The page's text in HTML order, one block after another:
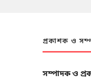
প্রকাশক ও
সম্পাদক ও